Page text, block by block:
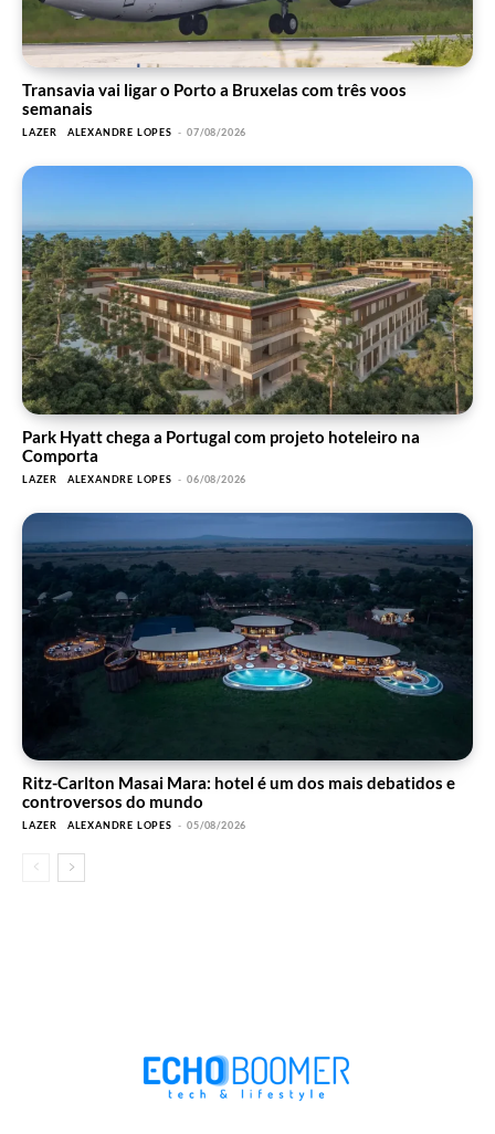
Transavia vai ligar o Porto a Bruxelas com três voos
semanais
LAZER ALEXANDRE LOPES - 07/08/2026
Park Hyatt chega a Portugal com projeto hoteleiro na
Comporta
LAZER ALEXANDRE LOPES - 06/08/2026
Ritz-Carlton Masai Mara: hotel é um dos mais debatidos e
controversos do mundo
LAZER ALEXANDRE LOPES - 05/08/2026